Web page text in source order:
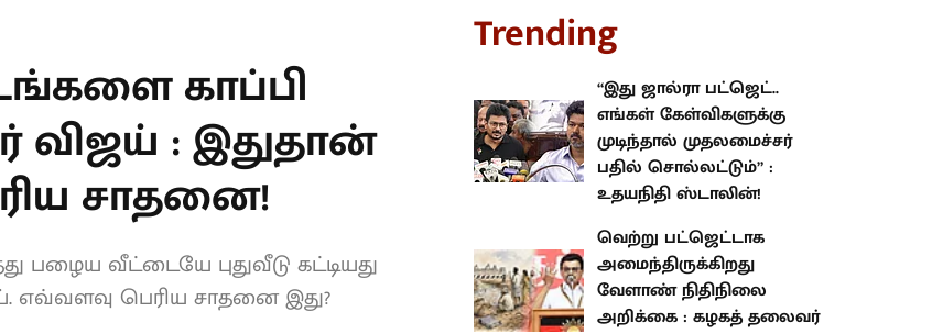
காப்பி
விஜய் : இதுதான்
சாதனை!
பழைய வீட்டையே புதுவீடு
விஜய். எவ்வளவு பெரிய சாதனை
Trending
“இது ஜால்ரா பட்ஜெட்.. எங்கள்
கேள்விகளுக்கு முடிந்தால்
முதலமைச்சர் பதில் சொல்லட்டும்”
: உதயநிதி ஸ்டாலின்!
வெற்று பட்ஜெட்டாக
அமைந்திருக்கிறது வேளாண்
நிதிநிலை அறிக்கை : கழகத்
தலைவர் மு.க.ஸ்டாலின்
விமர்சனம்!